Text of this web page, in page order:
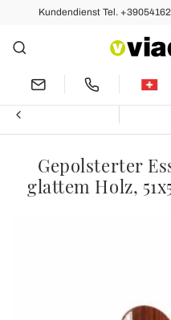
Kundendienst Tel.
Gepolsterter
glattem Holz,